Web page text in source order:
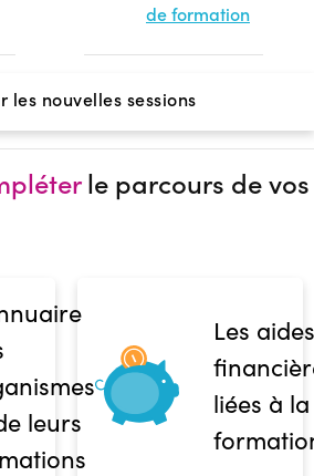
de formation
les nouvelles sessions
le parcours de vos
leurs
Les aides
liées à la